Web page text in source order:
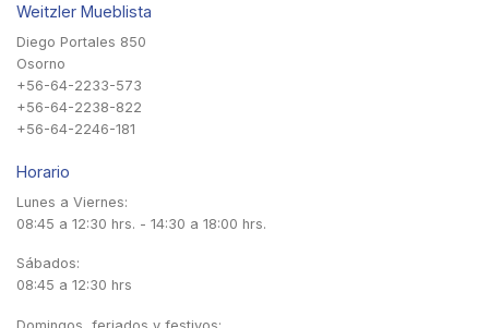
Weitzler Mueblista
Diego Portales 850
Osorno
+56-64-2233-573
+56-64-2238-822
+56-64-2246-181
Horario
Lunes a Viernes:
08:45 a 12:30 hrs. - 14:30 a 18:00 hrs.
Sábados:
08:45 a 12:30 hrs